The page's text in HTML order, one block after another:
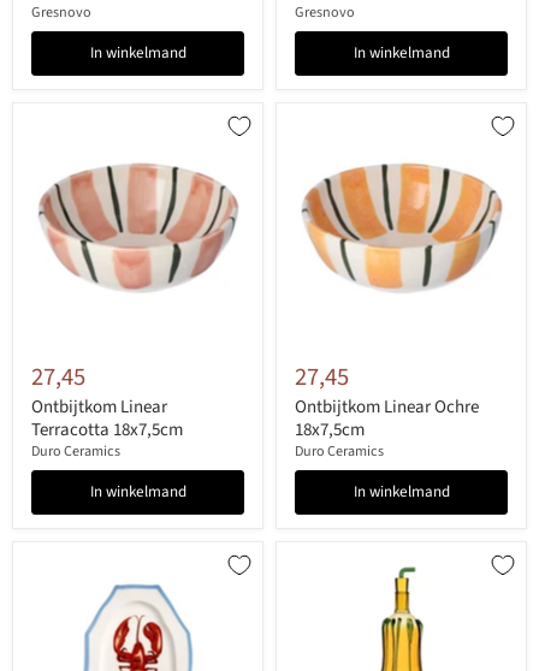
Gresnovo
In winkelmand
Gresnovo
In winkelmand
27,45
Ontbijtkom Linear
Terracotta 18x7,5cm
Duro Ceramics
In winkelmand
27,45
Ontbijtkom Linear Ochre
18x7,5cm
Duro Ceramics
In winkelmand